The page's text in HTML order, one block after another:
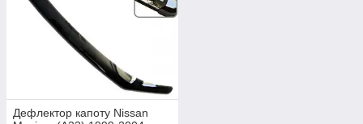
Дефлектор капоту Nissan